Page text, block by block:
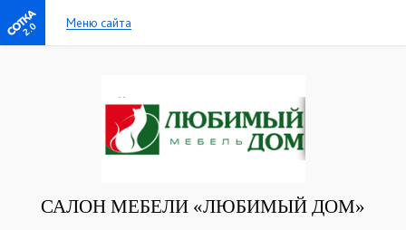
2.0 Меню сайта
САЛОН МЕБЕЛИ «ЛЮБИМЫЙ ДОМ»